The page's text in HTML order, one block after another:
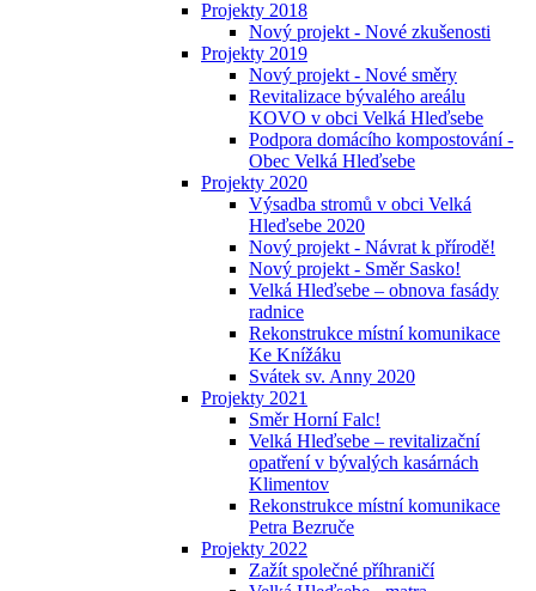
Projekty 2018
Nový projekt - Nové zkušenosti
Projekty 2019
Nový projekt - Nové směry
Revitalizace bývalého areálu
KOVO v obci Velká Hleďsebe
Podpora domácího kompostování -
Obec Velká Hleďsebe
Projekty 2020
Výsadba stromů v obci Velká
Hleďsebe 2020
Nový projekt - Návrat k přírodě!
Nový projekt - Směr Sasko!
Velká Hleďsebe – obnova fasády
radnice
Rekonstrukce místní komunikace
Ke Knížáku
Svátek sv. Anny 2020
Projekty 2021
Směr Horní Falc!
Velká Hleďsebe – revitalizační
opatření v bývalých kasárnách
Klimentov
Rekonstrukce místní komunikace
Petra Bezruče
Projekty 2022
Zažít společné příhraničí